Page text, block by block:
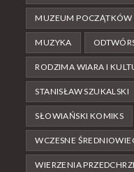
MUZEUM POCZĄTKÓW
MUZYKA
RODZIMA WIARA I
STANISŁAW SZUKALSKI
SŁOWIAŃSKI KOMIKS
WCZESNE
WIERZENIA